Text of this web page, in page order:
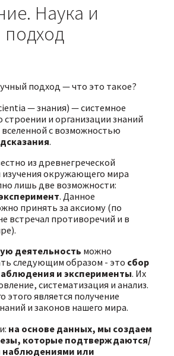
Наука и
подход — что это такое?
— знания) — системное
строении и организации знаний
с возможностью
.
из древнегреческой
окружающего мира
лишь две возможности:
. Данное
принять за аксиому (по
встречал противоречий и в
деятельность можно
следующим образом - это сбор
и эксперименты. Их
систематизация и анализ.
этого является получение
и законов нашего мира.
на основе данных, мы создаем
которые подтверждаются/
наблюдениями или